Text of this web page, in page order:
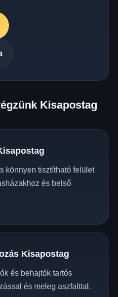
Kisapostag
könnyen tisztítható felület
és belső
Kisapostag
és behajtók tartós
és meleg aszfalttal.